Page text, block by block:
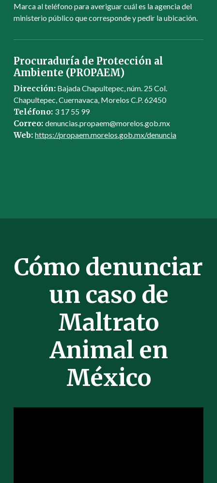
Marca al teléfono para averiguar cuál es la agencia del
ministerio público que corresponde y pedir la ubicación.
Procuraduría de Protección al
Ambiente (PROPAEM)
Dirección: Bajada Chapultepec, núm. 25 Col.
Chapultepec, Cuernavaca, Morelos C.P. 62450
Teléfono: 3 17 55 99
Correo: denuncias.propaem@morelos.gob.mx
Web: https://propaem.morelos.gob.mx/denuncia
Cómo denunciar
un caso de
Maltrato
Animal en
México